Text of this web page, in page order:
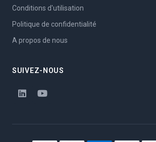
Conditions d'utilisation
Politique de confidentialité
A propos de nous
SUIVEZ-NOUS